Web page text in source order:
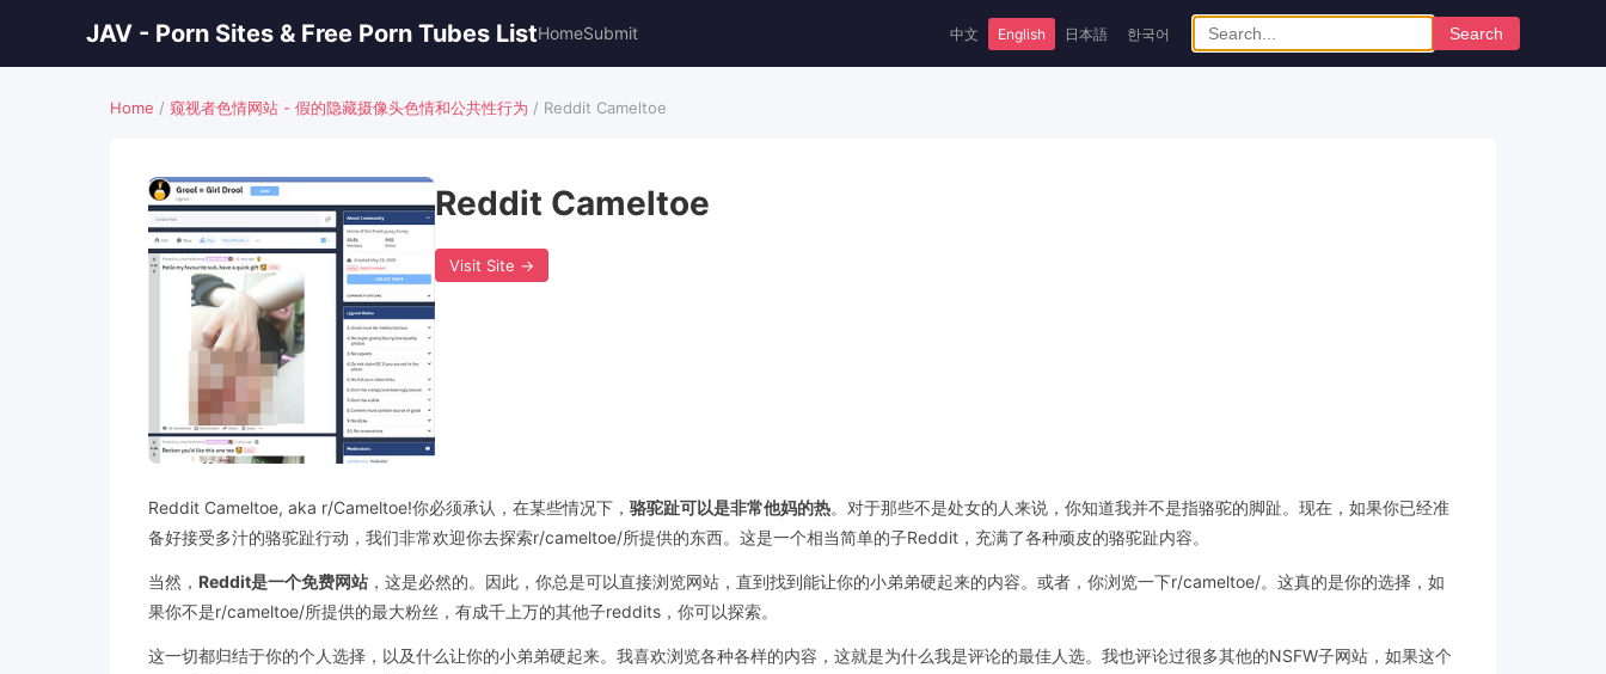
JAV - Porn Sites & Free Porn Tubes ListHomeSubmit 中文 English 日本語 한국어 Search
Home / 窥视者色情网站 - 假的隐藏摄像头色情和公共性行为 / Reddit Cameltoe
Reddit Cameltoe
Visit Site →
Reddit Cameltoe, aka r/Cameltoe!你必须承认，在某些情况下， 骆驼趾可以是非常他妈的热。对于那些不是处女的人来说，你知道我并不是指骆驼的脚趾。现在，如果你已经准
备好接受多汁的骆驼趾行动，我们非常欢迎你去探索r/cameltoe/所提供的东西。这是一个相当简单的子Reddit，充满了各种顽皮的骆驼趾内容。
当然， Reddit是一个免费网站 ，这是必然的。因此，你总是可以直接浏览网站，直到找到能让你的小弟弟硬起来的内容。或者，你浏览一下r/cameltoe/。这真的是你的选择，如
果你不是r/cameltoe/所提供的最大粉丝，有成千上万的其他子reddits，你可以探索。
这一切都归结于你的个人选择，以及什么让你的小弟弟硬起来。我喜欢浏览各种各样的内容，这就是为什么我是评论的最佳人选。我也评论过很多其他的NSFW子网站，如果这个